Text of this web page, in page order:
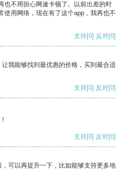
也不用担心网速卡顿了。以前出差的时
使用网络，现在有了这个app，我再也不
支持[0] 反对[0]
我能够找到最优惠的价格，买到最合适
支持[0] 反对[0]
支持[0] 反对[0]
可以再提升一下，比如能够支持更多地